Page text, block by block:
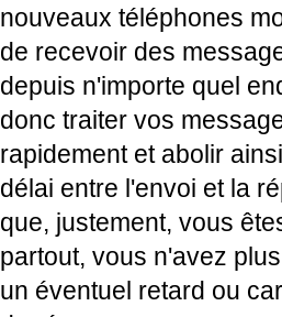
nouveaux téléphones
de recevoir des
depuis n'importe quel
donc traiter vos
rapidement et abolir
délai entre l'envoi et la
que, justement, vous
partout, vous n'avez
un éventuel retard ou